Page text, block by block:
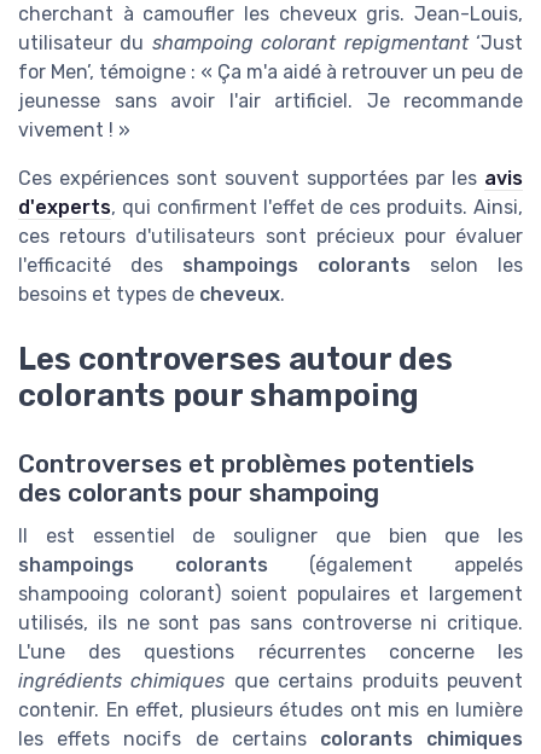
cherchant à camoufler les cheveux gris. Jean-Louis,
utilisateur du shampoing colorant repigmentant‘Just
for Men’, témoigne : « Ça m'a aidé à retrouver un peu de
jeunesse sans avoir l'air artificiel. Je recommande
vivement ! »
Ces expériences sont souvent supportées par les avis
d'experts, qui confirment l'effet de ces produits. Ainsi,
ces retours d'utilisateurs sont précieux pour évaluer
l'efficacité des shampoings colorants selon les
besoins et types de cheveux.
Les controverses autour des
colorants pour shampoing
Controverses et problèmes potentiels
des colorants pour shampoing
Il est essentiel de souligner que bien que les
shampoings colorants (également appelés
shampooing colorant) soient populaires et largement
utilisés, ils ne sont pas sans controverse ni critique.
L'une des questions récurrentes concerne les
ingrédients chimiques que certains produits peuvent
contenir. En effet, plusieurs études ont mis en lumière
les effets nocifs de certains colorants chimiques